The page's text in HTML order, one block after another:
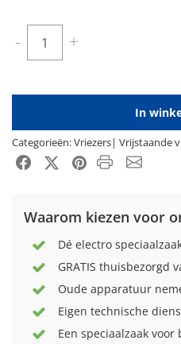
- +
In
Categorieën:Vriezers| Vrijstaande
FacebookX-Twitter
PinterestProduct PDF
Email
Waarom kiezen voor
Dé electro
GRATIS thuisbezorgd
Oude apparatuur
Eigen technische
Een speciaalzaak